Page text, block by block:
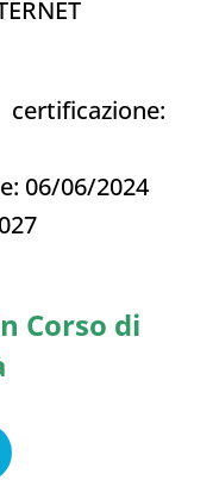
06/06/2024
Corso di